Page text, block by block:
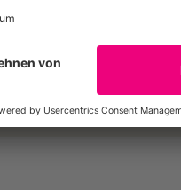
wiebke.elbe@wwf.de